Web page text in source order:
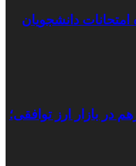
امتحانات دانشجویان
در بازار ارز توافقی؛